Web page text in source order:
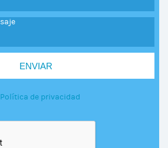
Política de privacidad